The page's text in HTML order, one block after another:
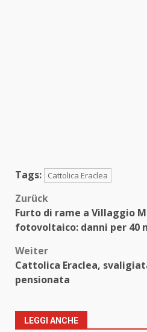
Tags: Cattolica Eraclea
Zurück
Furto di rame a Villaggio
fotovoltaico: danni per 40
Weiter
Cattolica Eraclea,
pensionata
LEGGI ANCHE